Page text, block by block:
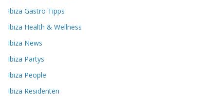
Ibiza Gastro Tipps
Ibiza Health & Wellness
Ibiza News
Ibiza Partys
Ibiza People
Ibiza Residenten